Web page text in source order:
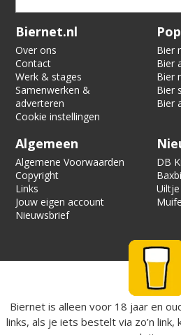
Verification code:
Biernet.nl
Over ons
Contact
Werk & stages
Samenwerken &
adverteren
Cookie instellingen
Bier
Bier
Bier
Bier
Bier
Algemeen
Algemene Voorwaarden
Copyright
Links
Jouw eigen account
Nieuwsbrief
DB
the
Biernet is alleen voor 18 jaar en
links, als je iets bestelt via zo’n